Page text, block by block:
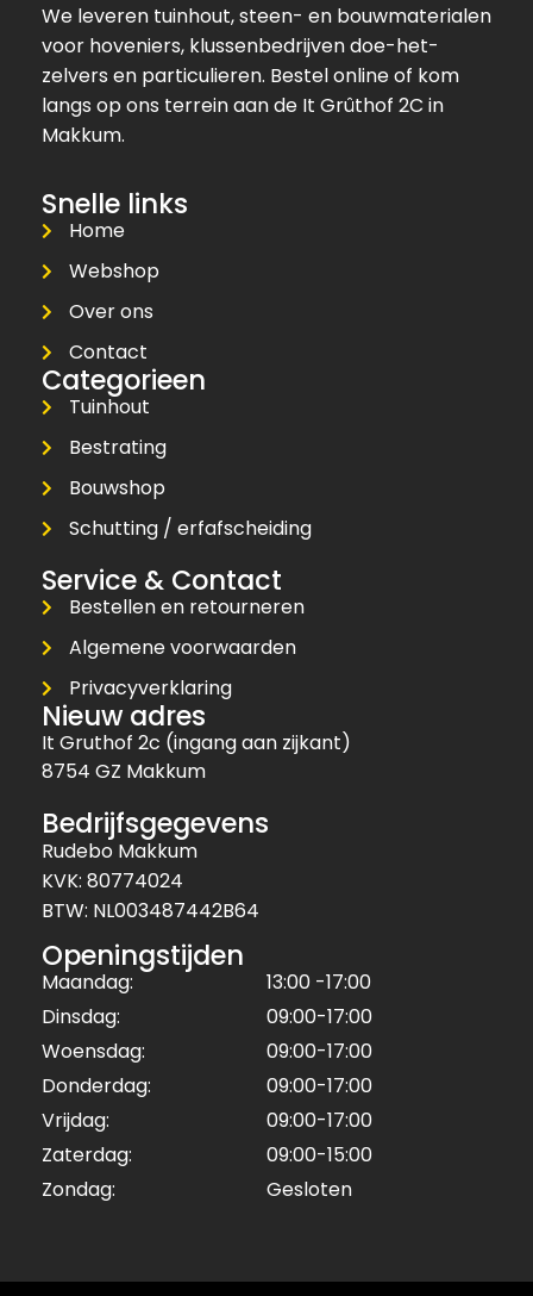
We leveren tuinhout, steen- en bouwmaterialen
voor hoveniers, klussenbedrijven doe-het-
zelvers en particulieren. Bestel online of kom
langs op ons terrein aan de It Grûthof 2C in
Makkum.
Snelle links
Home
Webshop
Over ons
Contact
Categorieen
Tuinhout
Bestrating
Bouwshop
Schutting / erfafscheiding
Service & Contact
Bestellen en retourneren
Algemene voorwaarden
Privacyverklaring
Nieuw adres
It Gruthof 2c (ingang aan zijkant)
8754 GZ Makkum
Bedrijfsgegevens
Rudebo Makkum
KVK: 80774024
BTW: NL003487442B64
Openingstijden
Maandag:
13:00 -17:00
Dinsdag:
09:00-17:00
Woensdag:
09:00-17:00
Donderdag:
09:00-17:00
Vrijdag:
09:00-17:00
Zaterdag:
09:00-15:00
Zondag:
Gesloten